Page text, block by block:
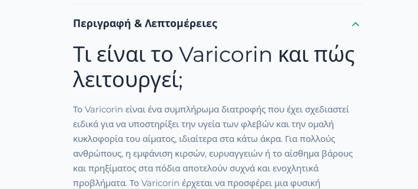
Περιγραφή & Λεπτομέρειες
Τι είναι το Varicorin και πώς
λειτουργεί;
Το Varicorin είναι ένα συμπλήρωμα διατροφής που έχει σχεδιαστεί
ειδικά για να υποστηρίξει την υγεία των φλεβών και την ομαλή
κυκλοφορία του αίματος, ιδιαίτερα στα κάτω άκρα. Για πολλούς
ανθρώπους, η εμφάνιση κιρσών, ευρυαγγειών ή το αίσθημα βάρους
και πρηξίματος στα πόδια αποτελούν συχνά και ενοχλητικά
προβλήματα. Το Varicorin έρχεται να προσφέρει μια φυσική